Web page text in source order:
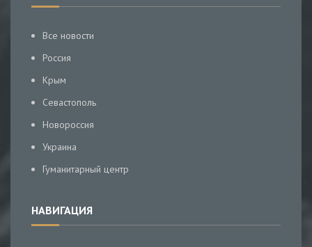
Все новости
Россия
Крым
Севастополь
Новороссия
Украина
Гуманитарный центр
НАВИГАЦИЯ